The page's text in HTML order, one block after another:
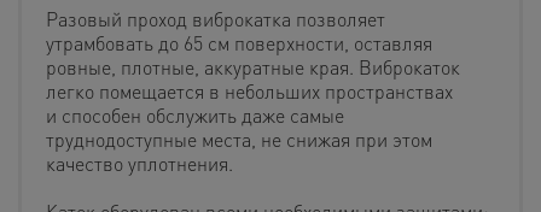
Разовый проход виброкатка позволяет
утрамбовать до 65 см поверхности, оставляя
ровные, плотные, аккуратные края. Виброкаток
легко помещается в небольших пространствах
и способен обслужить даже самые
труднодоступные места, не снижая при этом
качество уплотнения.